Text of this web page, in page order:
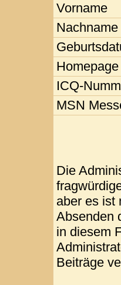
Vorname
Nachname
Homepage
ICQ-
MSN
Die
aber es ist
Absenden
in diesem
Beiträge